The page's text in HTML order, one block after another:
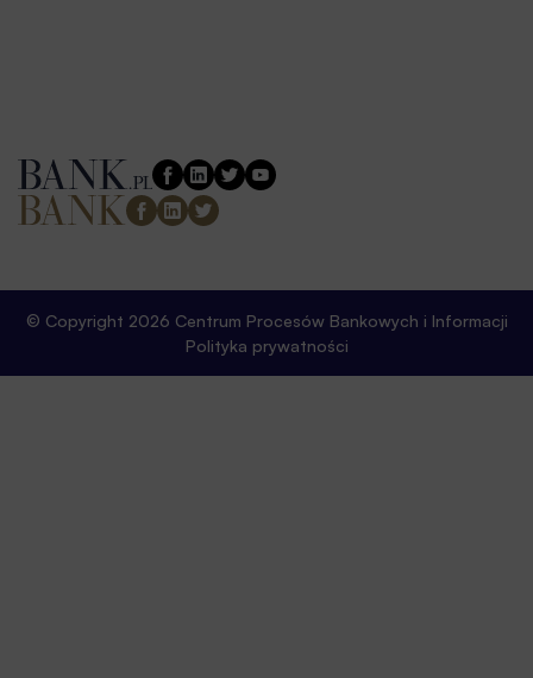
© Copyright 2026 Centrum Procesów Bankowych i Informacji
Polityka prywatności